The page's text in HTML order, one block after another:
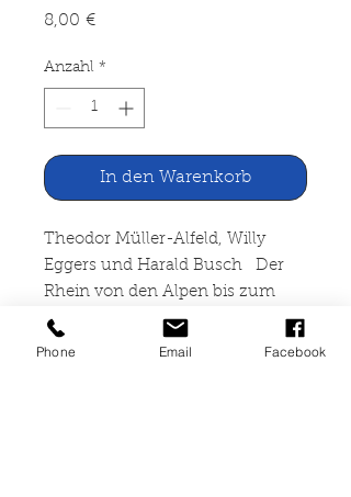
8,00 €Preis
Anzahl *
In den Warenkorb
Theodor Müller-Alfeld, Willy
Eggers und Harald Busch Der
Rhein von den Alpen bis zum
Meer
Phone Email Facebook